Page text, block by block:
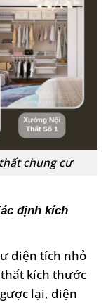
chung cư
định kích
diện tích nhỏ
kích thước
lại, diện